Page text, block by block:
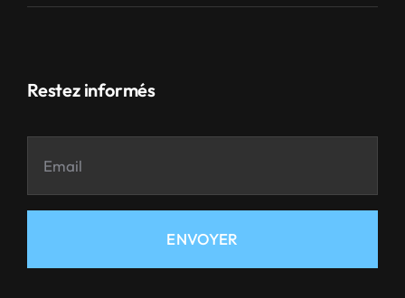
Restez informés
ENVOYER